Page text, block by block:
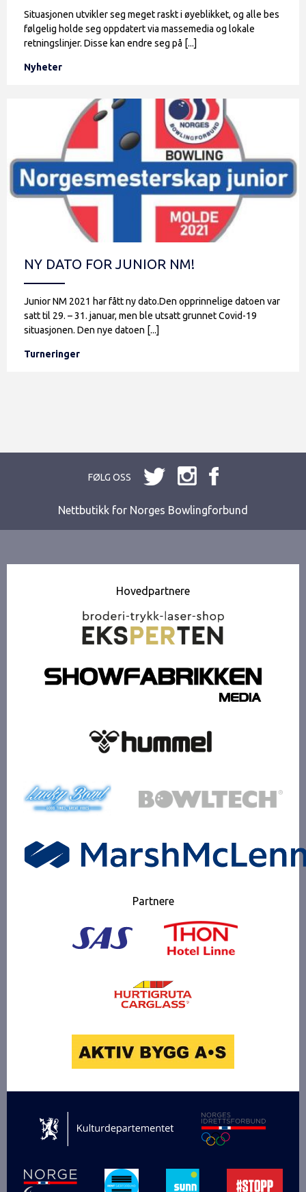
Nyheter
Situasjonen utvikler seg meget raskt i øyeblikket, og alle bes
følgelig holde seg oppdatert via massemedia og lokale
retningslinjer. Disse kan endre seg på [...]
Turneringer
NY DATO FOR JUNIOR NM!
Junior NM 2021 har fått ny dato.Den opprinnelige datoen var
satt til 29. – 31. januar, men ble utsatt grunnet Covid-19
situasjonen. Den nye datoen [...]
FØLG OSS
Nettbutikk for Norges Bowlingforbund
Hovedpartnere
Partnere